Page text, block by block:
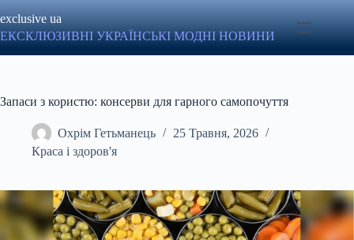
до
вмісту
exclusive ua
ЕКСКЛЮЗИВНІ УКРАЇНСЬКІ МОДНІ НОВИНИ
Запаси з користю: консерви для гарного самопочуття
Охрім Гетьманець
25 Травня, 2026
Краса і здоров'я